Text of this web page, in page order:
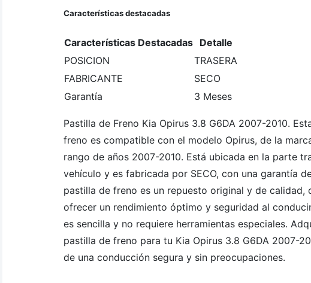
Características destacadas
Características Destacadas Detalle
POSICION
TRASERA
FABRICANTE
SECO
Garantía
3 Meses
Pastilla de Freno Kia Opirus 3.8 G6DA 2007-2010.
freno es compatible con el modelo Opirus, de la
rango de años 2007-2010. Está ubicada en la parte
vehículo y es fabricada por SECO, con una garantía
pastilla de freno es un repuesto original y de calidad,
ofrecer un rendimiento óptimo y seguridad al
es sencilla y no requiere herramientas especiales.
pastilla de freno para tu Kia Opirus 3.8 G6DA 2007-
de una conducción segura y sin preocupaciones.